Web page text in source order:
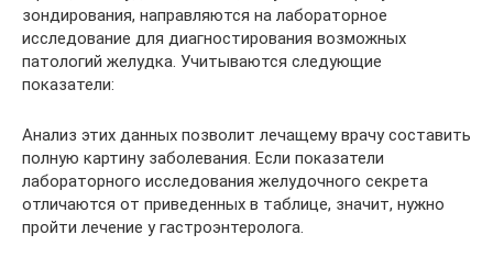
зондирования, направляются на лабораторное
исследование для диагностирования возможных
патологий желудка. Учитываются следующие
показатели:
Анализ этих данных позволит лечащему врачу составить
полную картину заболевания. Если показатели
лабораторного исследования желудочного секрета
отличаются от приведенных в таблице, значит, нужно
пройти лечение у гастроэнтеролога.